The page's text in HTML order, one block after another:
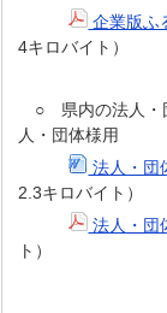
企業版ふ
4キロバイト）
○ 県内の法人・
人・団体様用
法人・団
2.3キロバイト）
法人・団
ト）